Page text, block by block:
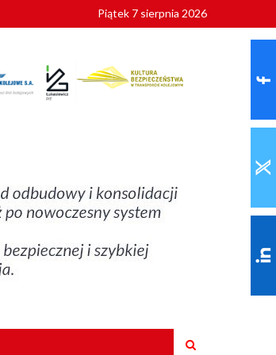
Piątek 7 sierpnia 2026